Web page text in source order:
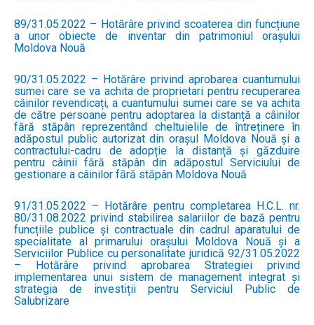
89/31.05.2022 – Hotărâre privind scoaterea din funcțiune
a unor obiecte de inventar din patrimoniul orașului
Moldova Nouă
90/31.05.2022 – Hotărâre privind aprobarea cuantumului
sumei care se va achita de proprietari pentru recuperarea
câinilor revendicați, a cuantumului sumei care se va achita
de către persoane pentru adoptarea la distanță a câinilor
fără stăpân reprezentând cheltuielile de întreținere în
adăpostul public autorizat din orașul Moldova Nouă și a
contractului-cadru de adopție la distanță și găzduire
pentru câinii fără stăpân din adăpostul Serviciului de
gestionare a câinilor fără stăpân Moldova Nouă
91/31.05.2022 – Hotărâre pentru completarea H.C.L. nr.
80/31.08.2022 privind stabilirea salariilor de bază pentru
funcțiile publice și contractuale din cadrul aparatului de
specialitate al primarului orașului Moldova Nouă și a
Serviciilor Publice cu personalitate juridică 92/31.05.2022
– Hotărâre privind aprobarea Strategiei privind
implementarea unui sistem de management integrat și
strategia de investiții pentru Serviciul Public de
Salubrizare